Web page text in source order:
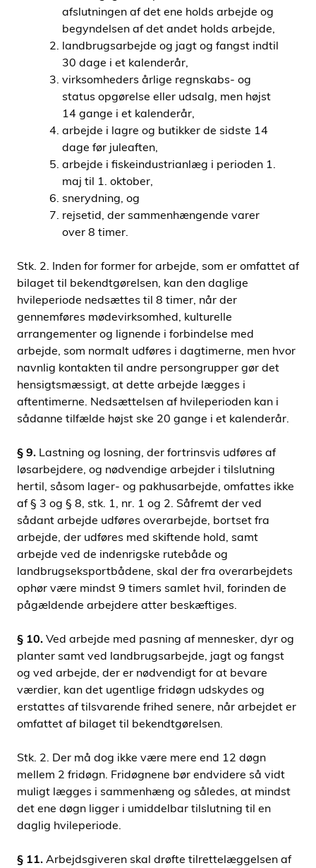
afslutningen af det ene holds arbejde og
begyndelsen af det andet holds arbejde,
landbrugsarbejde og jagt og fangst indtil
30 dage i et kalenderår,
virksomheders årlige regnskabs- og
status opgørelse eller udsalg, men højst
14 gange i et kalenderår,
arbejde i lagre og butikker de sidste 14
dage før juleaften,
arbejde i fiskeindustrianlæg i perioden 1.
maj til 1. oktober,
snerydning, og
rejsetid, der sammenhængende varer
over 8 timer.
Stk. 2. Inden for former for arbejde, som er omfattet af
bilaget til bekendtgørelsen, kan den daglige
hvileperiode nedsættes til 8 timer, når der
gennemføres mødevirksomhed, kulturelle
arrangementer og lignende i forbindelse med
arbejde, som normalt udføres i dagtimerne, men hvor
navnlig kontakten til andre persongrupper gør det
hensigtsmæssigt, at dette arbejde lægges i
aftentimerne. Nedsættelsen af hvileperioden kan i
sådanne tilfælde højst ske 20 gange i et kalenderår.
§ 9. Lastning og losning, der fortrinsvis udføres af
løsarbejdere, og nødvendige arbejder i tilslutning
hertil, såsom lager- og pakhusarbejde, omfattes ikke
af § 3 og § 8, stk. 1, nr. 1 og 2. Såfremt der ved
sådant arbejde udføres overarbejde, bortset fra
arbejde, der udføres med skiftende hold, samt
arbejde ved de indenrigske rutebåde og
landbrugseksportbådene, skal der fra overarbejdets
ophør være mindst 9 timers samlet hvil, forinden de
pågældende arbejdere atter beskæftiges.
§ 10. Ved arbejde med pasning af mennesker, dyr og
planter samt ved landbrugsarbejde, jagt og fangst
og ved arbejde, der er nødvendigt for at bevare
værdier, kan det ugentlige fridøgn udskydes og
erstattes af tilsvarende frihed senere, når arbejdet er
omfattet af bilaget til bekendtgørelsen.
Stk. 2. Der må dog ikke være mere end 12 døgn
mellem 2 fridøgn. Fridøgnene bør endvidere så vidt
muligt lægges i sammenhæng og således, at mindst
det ene døgn ligger i umiddelbar tilslutning til en
daglig hvileperiode.
§ 11. Arbejdsgiveren skal drøfte tilrettelæggelsen af